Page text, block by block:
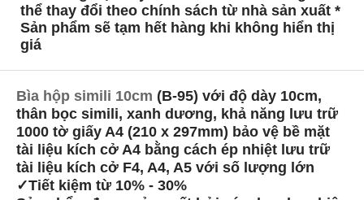
thể thay đổi theo chính sách từ nhà sản xuất *
Sản phẩm sẽ tạm hết hàng khi không hiển thị
giá
Bìa hộp simili 10cm (B-95) với độ dày 10cm,
thân bọc simili, xanh dương, khả năng lưu trữ
1000 tờ giấy A4 (210 x 297mm) bảo vệ bề mặt
tài liệu kích cở A4 bằng cách ép nhiệt lưu trữ
tài liệu kích cở F4, A4, A5 với số lượng lớn
✓Tiết kiệm từ 10% - 30%